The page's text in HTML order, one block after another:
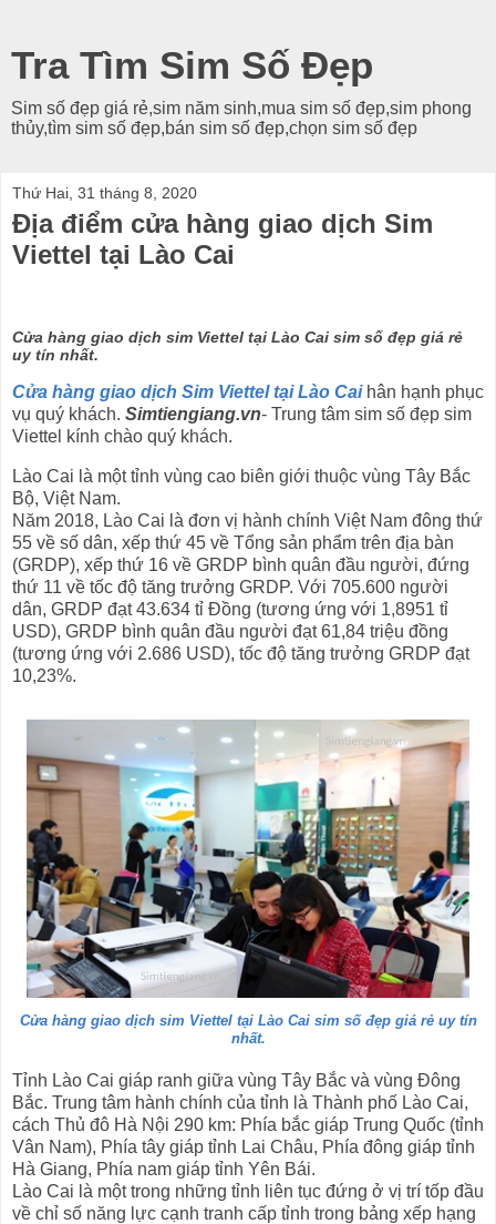
Tra Tìm Sim Số Đẹp
Sim số đẹp giá rẻ,sim năm sinh,mua sim số đẹp,sim phong
thủy,tìm sim số đẹp,bán sim số đẹp,chọn sim số đẹp
Thứ Hai, 31 tháng 8, 2020
Địa điểm cửa hàng giao dịch Sim
Viettel tại Lào Cai
Cửa hàng giao dịch sim Viettel tại Lào Cai sim số đẹp giá rẻ
uy tín nhất.
Cửa hàng giao dịch Sim Viettel tại Lào Cai hân hạnh phục
vụ quý khách. Simtiengiang.vn- Trung tâm sim số đẹp sim
Viettel kính chào quý khách.
Lào Cai là một tỉnh vùng cao biên giới thuộc vùng Tây Bắc
Bộ, Việt Nam.
Năm 2018, Lào Cai là đơn vị hành chính Việt Nam đông thứ
55 về số dân, xếp thứ 45 về Tổng sản phẩm trên địa bàn
(GRDP), xếp thứ 16 về GRDP bình quân đầu người, đứng
thứ 11 về tốc độ tăng trưởng GRDP. Với 705.600 người
dân, GRDP đạt 43.634 tỉ Đồng (tương ứng với 1,8951 tỉ
USD), GRDP bình quân đầu người đạt 61,84 triệu đồng
(tương ứng với 2.686 USD), tốc độ tăng trưởng GRDP đạt
10,23%.
Cửa hàng giao dịch sim Viettel tại Lào Cai sim số đẹp giá rẻ uy tín
nhất.
Tỉnh Lào Cai giáp ranh giữa vùng Tây Bắc và vùng Đông
Bắc. Trung tâm hành chính của tỉnh là Thành phố Lào Cai,
cách Thủ đô Hà Nội 290 km: Phía bắc giáp Trung Quốc (tỉnh
Vân Nam), Phía tây giáp tỉnh Lai Châu, Phía đông giáp tỉnh
Hà Giang, Phía nam giáp tỉnh Yên Bái.
Lào Cai là một trong những tỉnh liên tục đứng ở vị trí tốp đầu
về chỉ số năng lực cạnh tranh cấp tỉnh trong bảng xếp hạng